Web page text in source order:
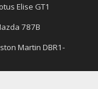
Elise GT1
787B
Martin DBR1-